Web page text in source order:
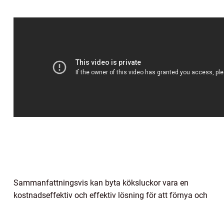
Sammanfattningsvis kan byta köksluckor vara en
kostnadseffektiv och effektiv lösning för att förnya och